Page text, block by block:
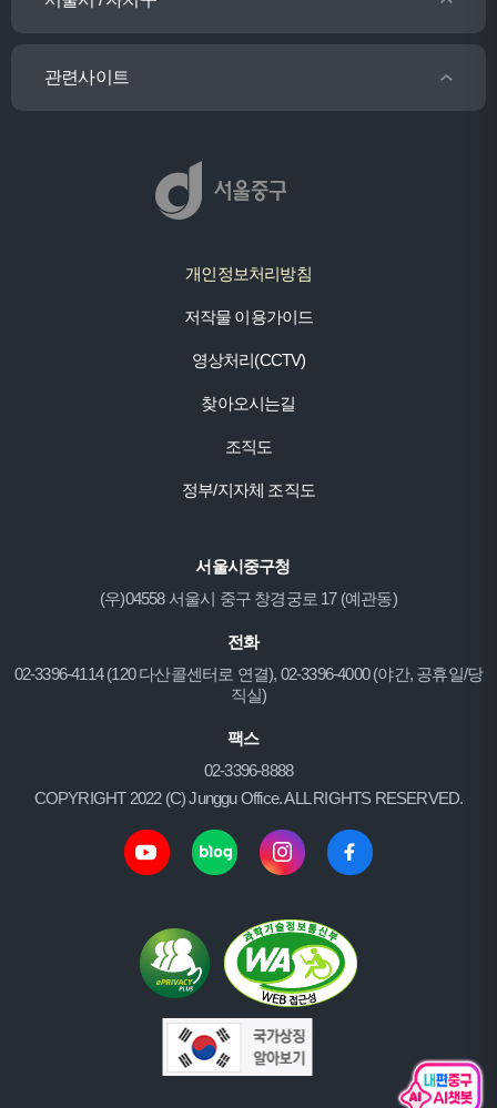
관련사이트
개인정보처리방침
저작물 이용가이드
영상처리(CCTV)
찾아오시는길
조직도
정부/지자체 조직도
서울시중구청
(우)04558 서울시 중구 창경궁로 17 (예관동)
전화
02-3396-4114 (120 다산콜센터로 연결), 02-3396-4000 (야간, 공휴일/당
직실)
팩스
02-3396-8888
COPYRIGHT 2022 (C) Junggu Office. ALL RIGHTS RESERVED.